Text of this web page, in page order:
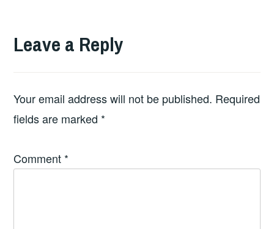
Leave a Reply
Your email address will not be published. Required
fields are marked *
Comment *